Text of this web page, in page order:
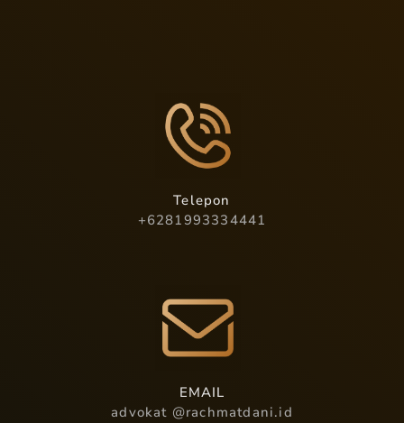
Telepon
+6281993334441
EMAIL
advokat @rachmatdani.id